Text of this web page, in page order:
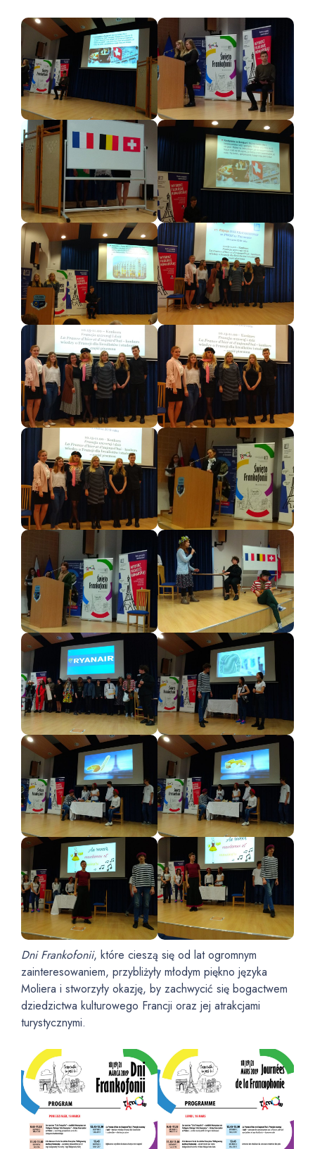
Dni Frankofonii, które cieszą się od lat ogromnym
zainteresowaniem, przybliżyły młodym piękno języka
Moliera i stworzyły okazję, by zachwycić się bogactwem
dziedzictwa kulturowego Francji oraz jej atrakcjami
turystycznymi.